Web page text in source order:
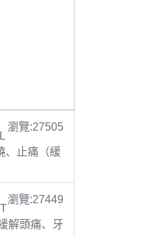
瀏覽:27505
、止痛（緩
瀏覽:27449
解頭痛、牙